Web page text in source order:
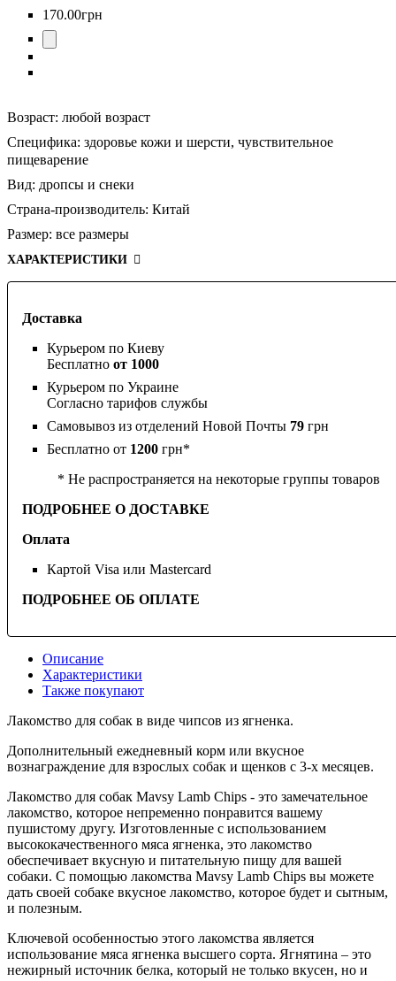
Доставка
Курьером по Киеву
Бесплатно от 1000
Курьером по Украине
Согласно тарифов службы
Самовывоз из отделений Новой Почты 79 грн
Бесплатно от 1200 грн*
* Не распространяется на некоторые группы товаров
ПОДРОБНЕЕ О ДОСТАВКЕ
Оплата
Картой Visa или Mastercard
ПОДРОБНЕЕ ОБ ОПЛАТЕ
170.00грн
Возраст: любой возраст
Специфика: здоровье кожи и шерсти, чувствительное
пищеварение
Вид: дропсы и снеки
Страна-производитель: Китай
Размер: все размеры
ХАРАКТЕРИСТИКИ
Описание
Характеристики
Также покупают
Лакомство для собак в виде чипсов из ягненка.
Дополнительный ежедневный корм или вкусное
вознаграждение для взрослых собак и щенков с 3-х месяцев.
Лакомство для собак Mavsy Lamb Chips - это замечательное
лакомство, которое непременно понравится вашему
пушистому другу. Изготовленные с использованием
высококачественного мяса ягненка, это лакомство
обеспечивает вкусную и питательную пищу для вашей
собаки. С помощью лакомства Mavsy Lamb Chips вы можете
дать своей собаке вкусное лакомство, которое будет и сытным,
и полезным.
Ключевой особенностью этого лакомства является
использование мяса ягненка высшего сорта. Ягнятина – это
нежирный источник белка, который не только вкусен, но и